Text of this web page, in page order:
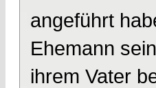
angeführt
Ehemann
ihrem Vater